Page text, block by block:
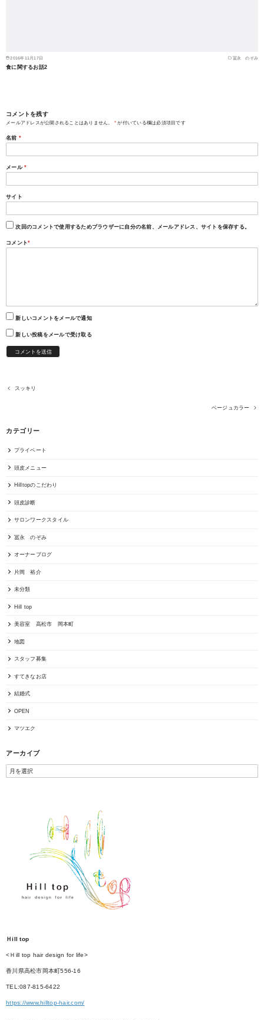
2016年11月17日 冨永 のぞみ
食に関するお話2
コメントを残す
メールアドレスが公開されることはありません。 * が付いている欄は必須項目です
名前 *
メール *
サイト
次回のコメントで使用するためブラウザーに自分の名前、メールアドレス、サイトを保存する。
コメント*
新しいコメントをメールで通知
新しい投稿をメールで受け取る
スッキリ
ベージュカラー
カテゴリー
プライベート
頭皮メニュー
Hilltopのこだわり
頭皮診断
サロンワークスタイル
冨永 のぞみ
オーナーブログ
片岡 裕介
未分類
Hill top
美容室 高松市 岡本町
地図
スタッフ募集
すてきなお店
結婚式
OPEN
マツエク
アーカイブ
Ｈill top
<Ｈill top hair design for life>
香川県高松市岡本町556-16
TEL:087-815-6422
https://www.hilltop-hair.com/